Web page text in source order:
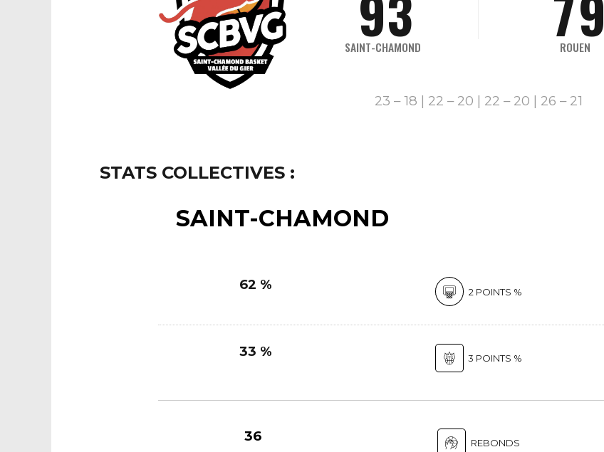
04
5
9
SAINT-CHAMOND 8
9
0
ROUEN
23 – 18 | 22 – 20 | 22 – 20 | 26 – 21
STATS COLLECTIVES :
SAINT-CHAMOND
62 % 2 POINTS %
33 % 3 POINTS %
36 REBONDS